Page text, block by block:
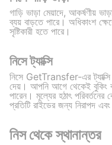
গাড়ি ভাড়া মেয়াদে, আকর্ষণীয়
ব্যয় বাড়তে পারে। অধিকাংশ
সৃষ্টিকারী হতে পারে।
নিসে ট্যাক্সি
নিসে GetTransfer-এর ট্যাক্সি
দেয়। আপনি আগে থেকেই বুকিং
পারেন। মূল্যের হঠাৎ
প্রতিটি রাইডের জন্য নিরাপদ
নিস থেকে স্থানান্তর